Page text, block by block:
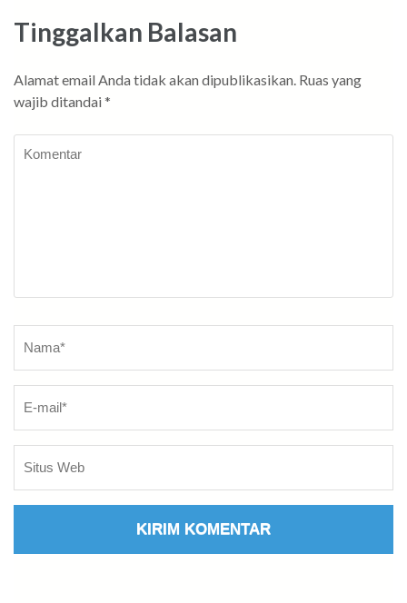
Tinggalkan Balasan
Alamat email Anda tidak akan dipublikasikan. Ruas yang
wajib ditandai *